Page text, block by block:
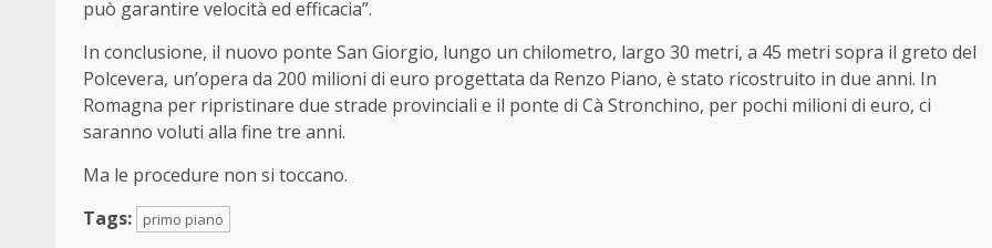
può garantire velocità ed efficacia”.
In conclusione, il nuovo ponte San Giorgio, lungo un chilometro, largo 30 metri, a 45 metri sopra il greto del
Polcevera, un’opera da 200 milioni di euro progettata da Renzo Piano, è stato ricostruito in due anni. In
Romagna per ripristinare due strade provinciali e il ponte di Cà Stronchino, per pochi milioni di euro, ci
saranno voluti alla fine tre anni.
Ma le procedure non si toccano.
Tags:
primo piano